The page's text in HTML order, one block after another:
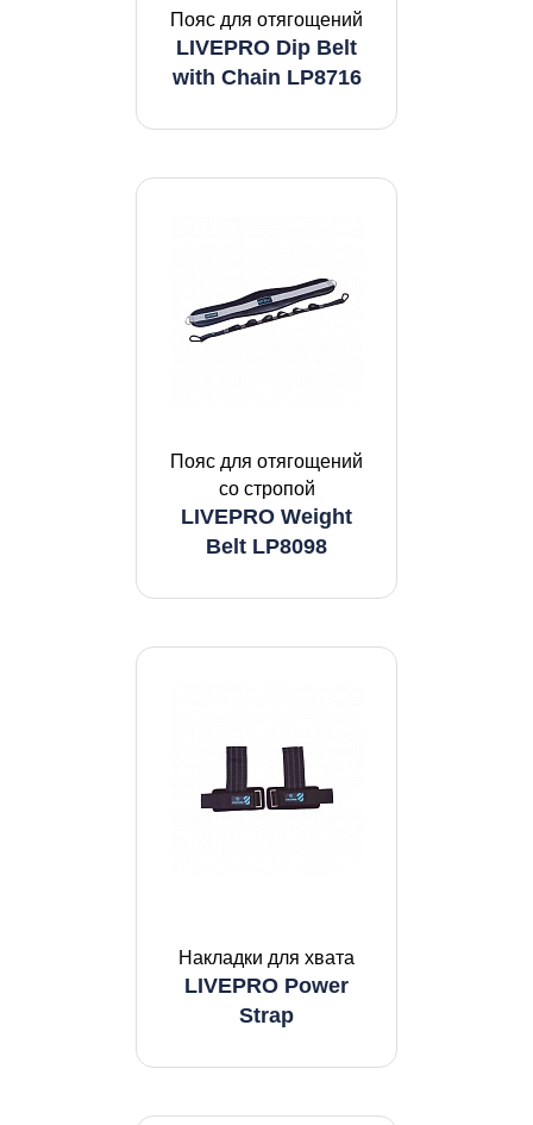
Пояс для отягощений
LIVEPRO Dip Belt
with Chain LP8716
Пояс для отягощений
со стропой
LIVEPRO Weight
Belt LP8098
Накладки для хвата
LIVEPRO Power
Strap